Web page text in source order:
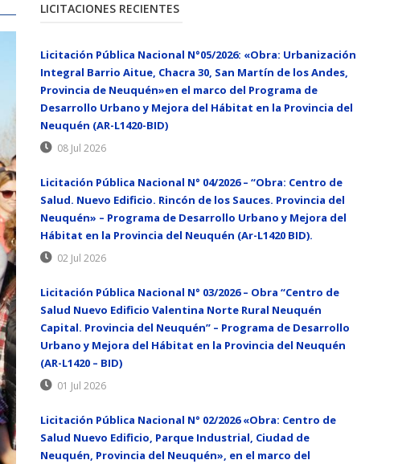
LICITACIONES RECIENTES
Licitación Pública Nacional N°05/2026: «Obra: Urbanización
Integral Barrio Aitue, Chacra 30, San Martín de los Andes,
Provincia de Neuquén»en el marco del Programa de
Desarrollo Urbano y Mejora del Hábitat en la Provincia del
Neuquén (AR-L1420-BID)
08 Jul 2026
Licitación Pública Nacional N° 04/2026 – “Obra: Centro de
Salud. Nuevo Edificio. Rincón de los Sauces. Provincia del
Neuquén» – Programa de Desarrollo Urbano y Mejora del
Hábitat en la Provincia del Neuquén (Ar-L1420 BID).
02 Jul 2026
Licitación Pública Nacional N° 03/2026 – Obra “Centro de
Salud Nuevo Edificio Valentina Norte Rural Neuquén
Capital. Provincia del Neuquén” – Programa de Desarrollo
Urbano y Mejora del Hábitat en la Provincia del Neuquén
(AR-L1420 – BID)
01 Jul 2026
Licitación Pública Nacional N° 02/2026 «Obra: Centro de
Salud Nuevo Edificio, Parque Industrial, Ciudad de
Neuquén, Provincia del Neuquén», en el marco del